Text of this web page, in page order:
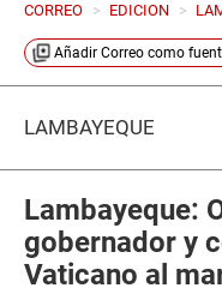
CORREO > EDICION >
Añadir Correo como
LAMBAYEQUE
Lambayeque:
gobernador y
Vaticano al